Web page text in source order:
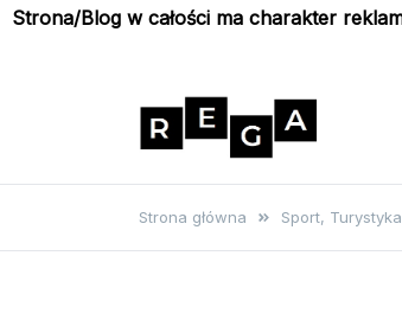
Strona/Blog w całości ma charakter
Rega
poradniki
Strona główna Sport, Turystyka